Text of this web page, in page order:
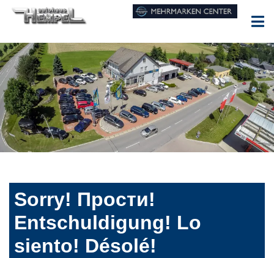
Sorry! Прости!
Entschuldigung! Lo
siento! Désolé!